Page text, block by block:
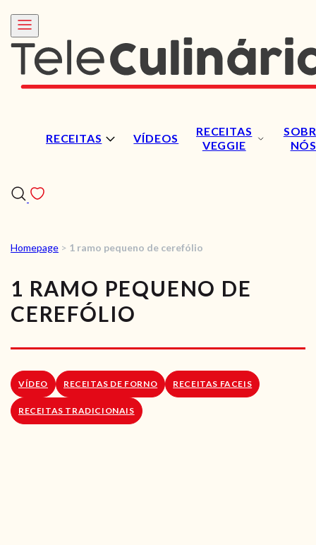
RECEITAS VÍDEOS
RECEITAS
VEGGIE
NÓS
RECEITAS
VÍDEOS
RECEITAS VEGGIE
LOJA ONLINE
Homepage > 1 ramo pequeno de cerefólio
1 RAMO PEQUENO DE
CEREFÓLIO
VÍDEO RECEITAS DE FORNO RECEITAS FACEIS
RECEITAS TRADICIONAIS